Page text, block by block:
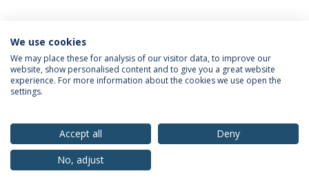
2020
DATE HOUR ROOM NAME/TITLE
28-out 11h30 Brasil
Paulo António Leitão
Monteiro
We use cookies
We may place these for analysis of our visitor data, to improve our
website, show personalised content and to give you a great website
experience. For more information about the cookies we use open the
settings.
Accept all
Deny
No, adjust